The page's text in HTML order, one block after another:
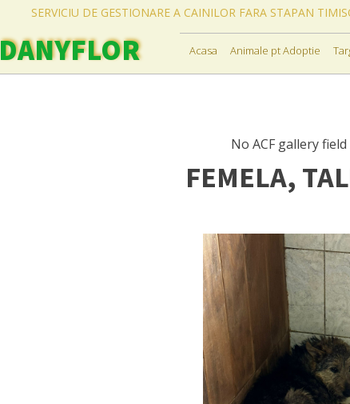
SERVICIU DE GESTIONARE A CAINILOR FARA STAPAN
DANYFLOR Acasa Animale pt Adoptie
No ACF gallery
FEMELA,